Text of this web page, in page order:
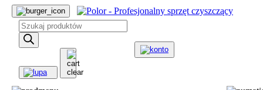
Wyszukiwarka
produktów